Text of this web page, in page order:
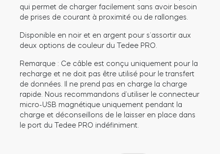
Module relais connecté BleBox
Tedee Dry Contact
Tedee GO2
qui permet de charger facilement sans avoir besoin
de prises de courant à proximité ou de rallonges.
Disponible en noir et en argent pour s’assortir aux
deux options de couleur du Tedee PRO.
Remarque : Ce câble est conçu uniquement pour la
recharge et ne doit pas être utilisé pour le transfert
de données. Il ne prend pas en charge la charge
rapide. Nous recommandons d’utiliser le connecteur
micro-USB magnétique uniquement pendant la
charge et déconseillons de le laisser en place dans
le port du Tedee PRO indéfiniment.